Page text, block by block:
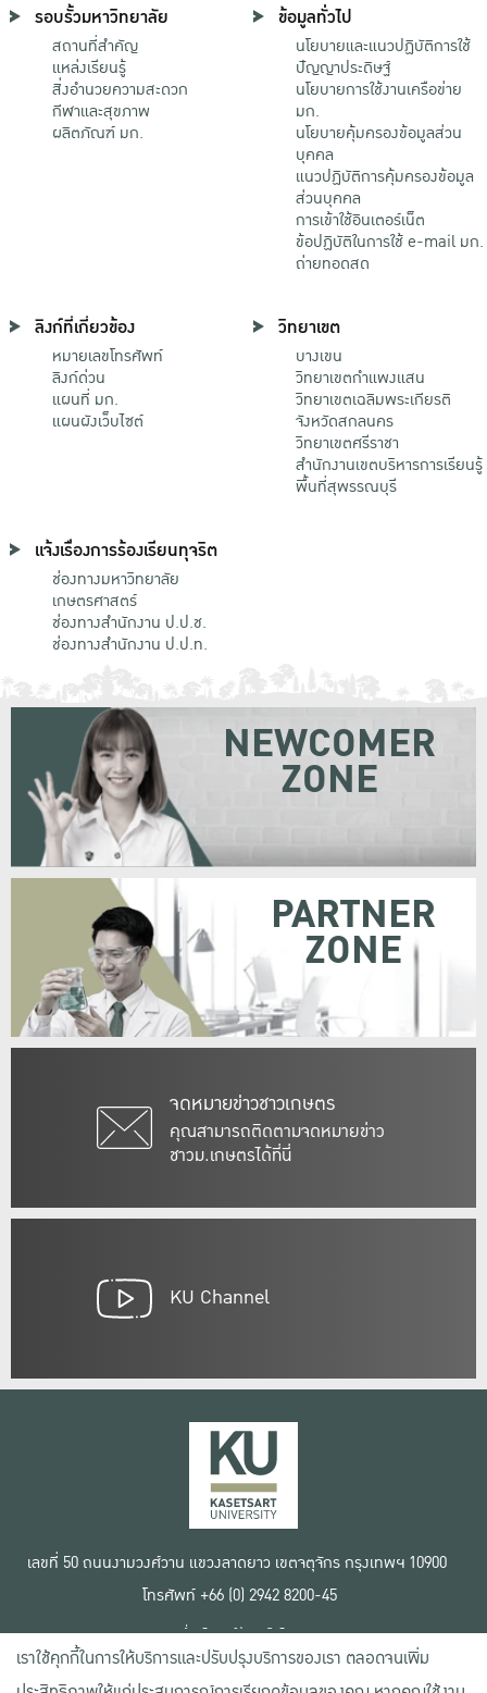
รอบรั้วมหาวิทยาลัย
สถานที่สำคัญ
แหล่งเรียนรู้
สิ่งอำนวยความสะดวก
กีฬาและสุขภาพ
ผลิตภัณฑ์ มก.
ข้อมูลทั่วไป
นโยบายและแนวปฏิบัติการใช้
ปัญญาประดิษฐ์
นโยบายการใช้งานเครือข่าย
มก.
นโยบายคุ้มครองข้อมูลส่วน
บุคคล
แนวปฏิบัติการคุ้มครองข้อมูล
ส่วนบุคคล
การเข้าใช้อินเตอร์เน็ต
ข้อปฏิบัติในการใช้ e-mail มก.
ถ่ายทอดสด
ลิงก์ที่เกี่ยวข้อง
หมายเลขโทรศัพท์
ลิงก์ด่วน
แผนที่ มก.
แผนผังเว็บไซต์
วิทยาเขต
บางเขน
วิทยาเขตกําแพงแสน
วิทยาเขตเฉลิมพระเกียรติ
จังหวัดสกลนคร
วิทยาเขตศรีราชา
สำนักงานเขตบริหารการเรียนรู้
พื้นที่สุพรรณบุรี
แจ้งเรื่องการร้องเรียนทุจริต
ช่องทางมหาวิทยาลัย
เกษตรศาสตร์
ช่องทางสำนักงาน ป.ป.ช.
ช่องทางสำนักงาน ป.ป.ท.
จดหมายข่าวชาวเกษตร
คุณสามารถติดตามจดหมายข่าว
ชาวม.เกษตรได้ที่นี่
NEWCOMER
ZONE
PARTNER
ZONE
KU Channel
เลขที่ 50 ถนนงามวงศ์วาน แขวงลาดยาว เขตจตุจักร กรุงเทพฯ 10900
โทรศัพท์ +66 (0) 2942 8200-45
เงื่อนไขการใช้งานเว็บไซต์
ข้อตกลงด้านสิทธิ์ใช้งาน
นโยบายความเป็นส่วนตัว
เราใช้คุกกี้ในการให้บริการและปรับปรุงบริการของเรา ตลอดจนเพิ่ม